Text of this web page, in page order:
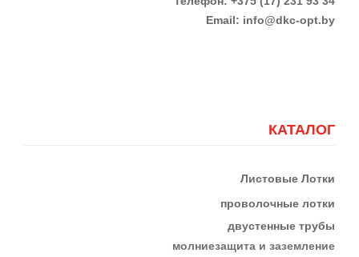
Email: info@dkc-opt.by
КАТАЛОГ
Листовые Лотки
проволочные лотки
двустенные трубы
молниезащита и заземление